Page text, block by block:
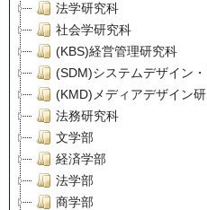
法学研究科
社会学研究科
(KBS)経営管理研究科
(SDM)システムデザイン
(KMD)メディアデザイン
法務研究科
文学部
経済学部
法学部
商学部